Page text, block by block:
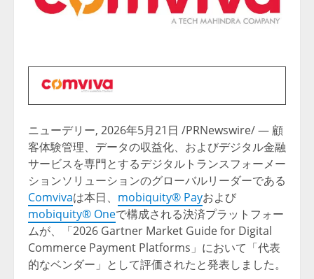
ニューデリー, 2026年5月21日 /PRNewswire/ — 顧
客体験管理、データの収益化、およびデジタル金融
サービスを専門とするデジタルトランスフォーメー
ションソリューションのグローバルリーダーである
Comvivaは本日、 mobiquity® Payおよび
mobiquity® Oneで構成される決済プラットフォー
ムが、「2026 Gartner Market Guide for Digital
Commerce Payment Platforms」において「代表
的なベンダー」として評価されたと発表しました。